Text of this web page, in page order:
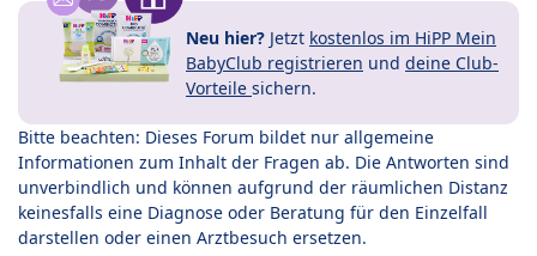
Neu hier? Jetzt kostenlos im HiPP Mein
BabyClub registrieren und deine Club-
Vorteile sichern.
Bitte beachten: Dieses Forum bildet nur allgemeine
Informationen zum Inhalt der Fragen ab. Die Antworten sind
unverbindlich und können aufgrund der räumlichen Distanz
keinesfalls eine Diagnose oder Beratung für den Einzelfall
darstellen oder einen Arztbesuch ersetzen.